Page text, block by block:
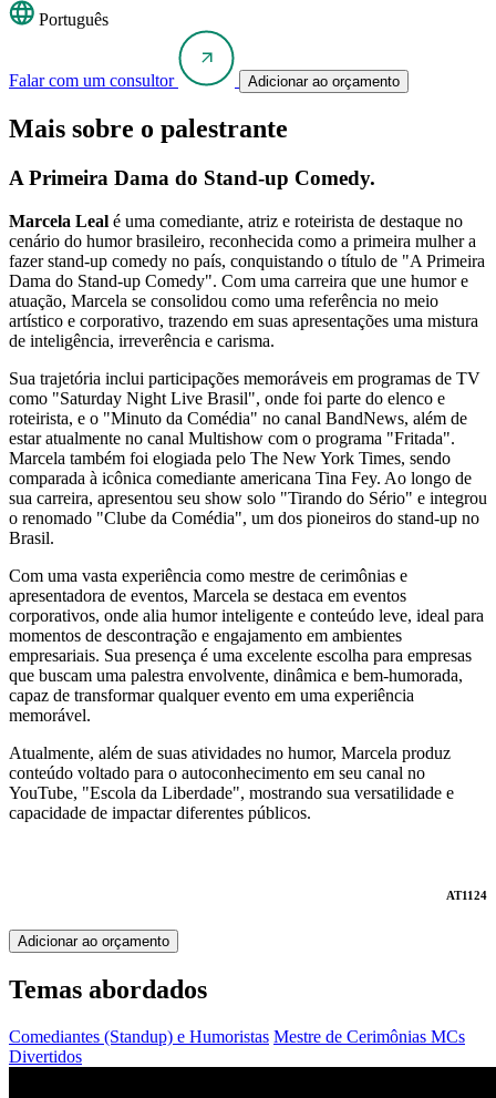
Português
Falar com um consultor Adicionar ao orçamento
Mais sobre o palestrante
A Primeira Dama do Stand-up Comedy.
Marcela Leal é uma comediante, atriz e roteirista de destaque no
cenário do humor brasileiro, reconhecida como a primeira mulher a
fazer stand-up comedy no país, conquistando o título de "A Primeira
Dama do Stand-up Comedy". Com uma carreira que une humor e
atuação, Marcela se consolidou como uma referência no meio
artístico e corporativo, trazendo em suas apresentações uma mistura
de inteligência, irreverência e carisma.
Sua trajetória inclui participações memoráveis em programas de TV
como "Saturday Night Live Brasil", onde foi parte do elenco e
roteirista, e o "Minuto da Comédia" no canal BandNews, além de
estar atualmente no canal Multishow com o programa "Fritada".
Marcela também foi elogiada pelo The New York Times, sendo
comparada à icônica comediante americana Tina Fey. Ao longo de
sua carreira, apresentou seu show solo "Tirando do Sério" e integrou
o renomado "Clube da Comédia", um dos pioneiros do stand-up no
Brasil.
Com uma vasta experiência como mestre de cerimônias e
apresentadora de eventos, Marcela se destaca em eventos
corporativos, onde alia humor inteligente e conteúdo leve, ideal para
momentos de descontração e engajamento em ambientes
empresariais. Sua presença é uma excelente escolha para empresas
que buscam uma palestra envolvente, dinâmica e bem-humorada,
capaz de transformar qualquer evento em uma experiência
memorável.
Atualmente, além de suas atividades no humor, Marcela produz
conteúdo voltado para o autoconhecimento em seu canal no
YouTube, "Escola da Liberdade", mostrando sua versatilidade e
capacidade de impactar diferentes públicos.
AT1124
Adicionar ao orçamento
Temas abordados
Comediantes (Standup) e Humoristas Mestre de Cerimônias MCs
Divertidos